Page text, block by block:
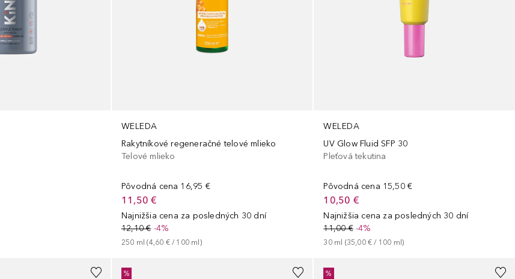
WELEDA
Rakytníkové regeneračné telové mlieko
Telové mlieko
Pôvodná cena 16,95 €
11,50 €
Najnižšia cena za posledných 30 dní
12,10 €-4%
250 ml (4,60 € / 100 ml )
WELEDA
UV Glow Fluid SFP 30
Pleťová tekutina
Pôvodná cena 15,50 €
10,50 €
Najnižšia cena za posledných 30 dní
11,00 €-4%
30 ml (35,00 € / 100 ml)
% %